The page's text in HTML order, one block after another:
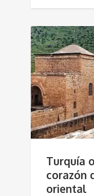
Turquía
corazón
oriental